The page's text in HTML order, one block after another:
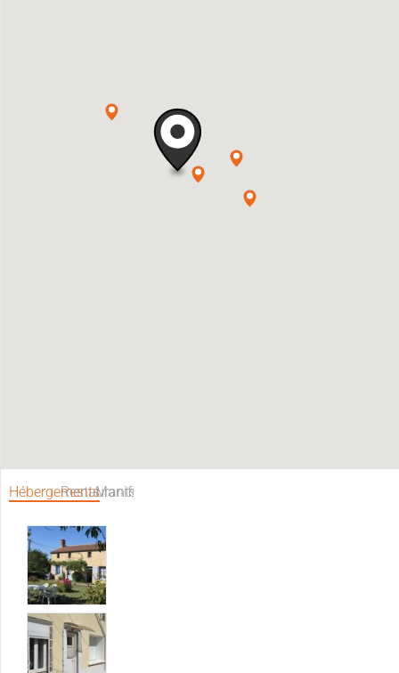
Hébergements
Restaurants
Manifestations